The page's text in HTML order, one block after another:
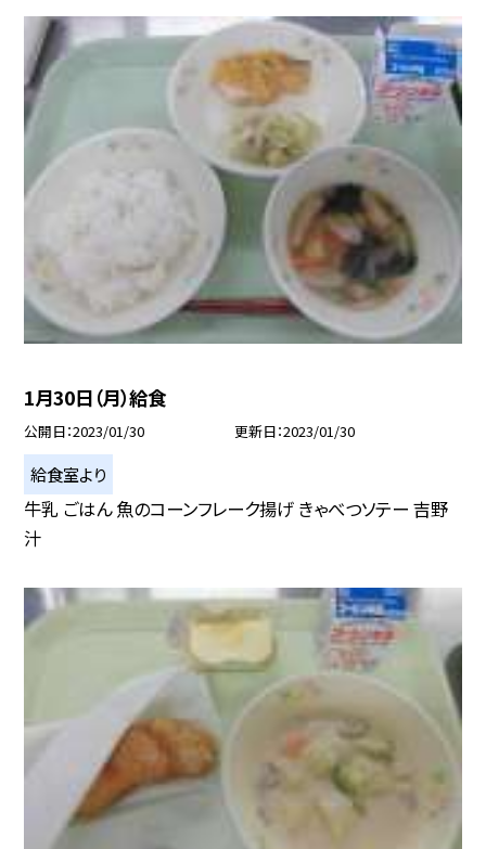
1月30日（月）給食
公開日 2023/01/30 更新日 2023/01/30
給食室より
牛乳 ごはん 魚のコーンフレーク揚げ きゃべつソテー 吉野
汁